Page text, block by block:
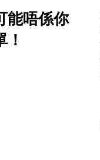
能唔係你